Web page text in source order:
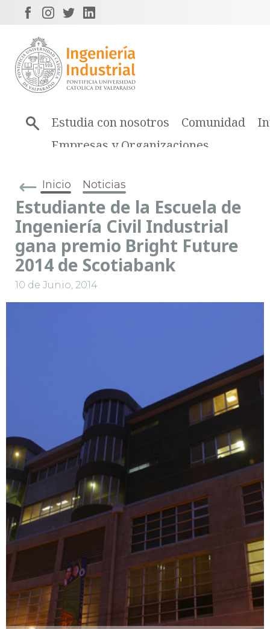
Estudia con nosotros Comunidad
Empresas y Organizaciones
Inicio Noticias
Estudiante de la Escuela de
Ingeniería Civil Industrial
gana premio Bright Future
2014 de Scotiabank
10 de Junio, 2014